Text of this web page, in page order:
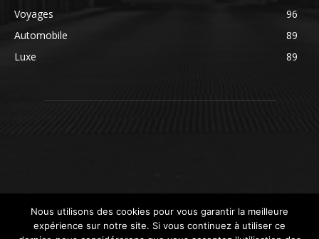
Voyages
96
Automobile
89
Luxe
89
Nous utilisons des cookies pour vous garantir la meilleure
expérience sur notre site. Si vous continuez à utiliser ce